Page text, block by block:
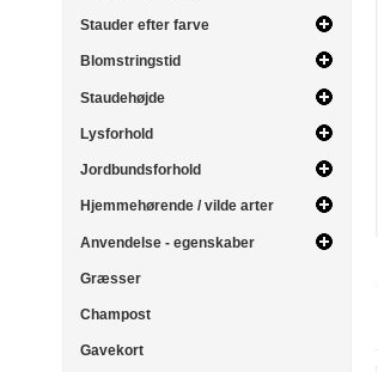
Stauder efter farve
Blomstringstid
Staudehøjde
Lysforhold
Jordbundsforhold
Hjemmehørende / vilde arter
Anvendelse - egenskaber
Græsser
Champost
Gavekort